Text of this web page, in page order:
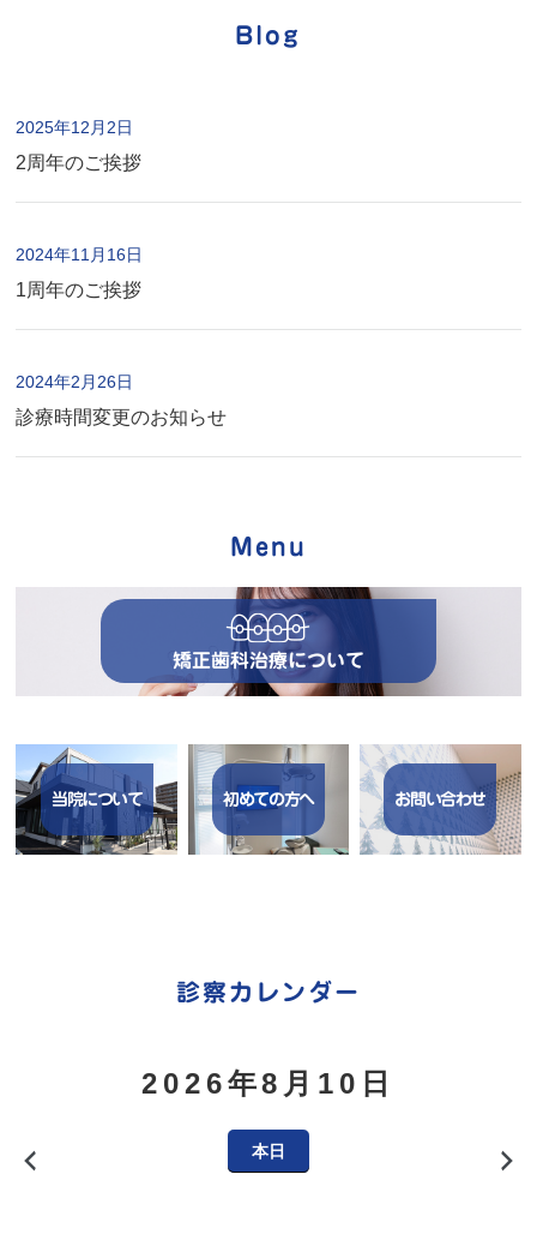
Blog
2025年12月2日
2周年のご挨拶
2024年11月16日
1周年のご挨拶
2024年2月26日
診療時間変更のお知らせ
Menu
矯正歯科治療について
当院について 初めての方へ お問い合わせ
診察カレンダー
2026年8月10日
本日
次